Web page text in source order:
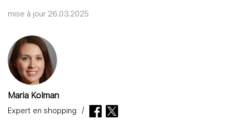
mise à jour 26.03.2025
Maria Kolman
Expert en shopping